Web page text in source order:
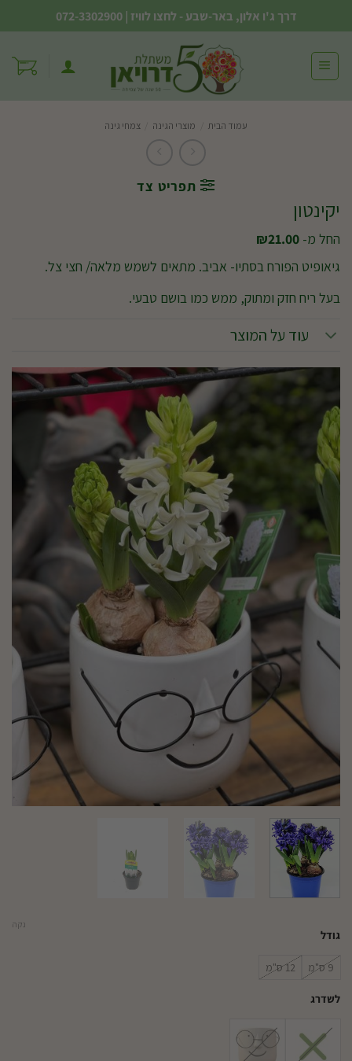
to
content
דרך ג'ו אלון, באר-שבע - לחצו לוויז |
072-3302900
עמוד הבית מוצרי הגינה צמחי גינה
תפריט צד
יקינטון
החל מ- ₪21.00
גיאופיט הפורח בסתיו- אביב. מתאים לשמש מלאה/ חצי צל.
בעל ריח חזק ומתוק, ממש כמו בושם טבעי.
עוד על המוצר
גודל
9 ס"מ 12 ס"מ
לשדרג
נקה